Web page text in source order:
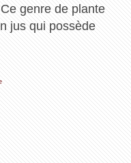
genre de plante
jus qui possède